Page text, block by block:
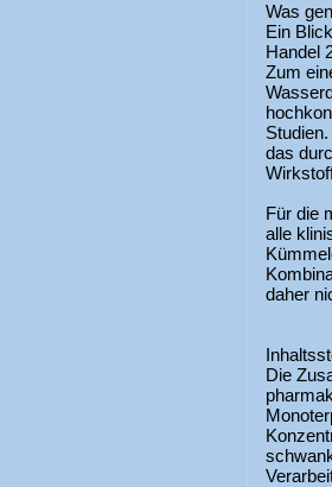
Was
Ein
Handel
Zum
das
Für die
alle
daher
Die